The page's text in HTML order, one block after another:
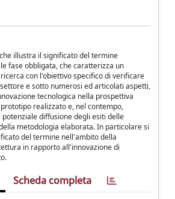
illustra il significato del termine
fase obbligata, che caratterizza un
con l'obiettivo specifico di verificare
e sotto numerosi ed articolati aspetti,
tecnologica nella prospettiva
realizzato e, nel contempo,
potenziale diffusione degli esiti delle
metodologia elaborata. In particolare si
del termine nell'ambito della
in rapporto all'innovazione di
Scheda completa